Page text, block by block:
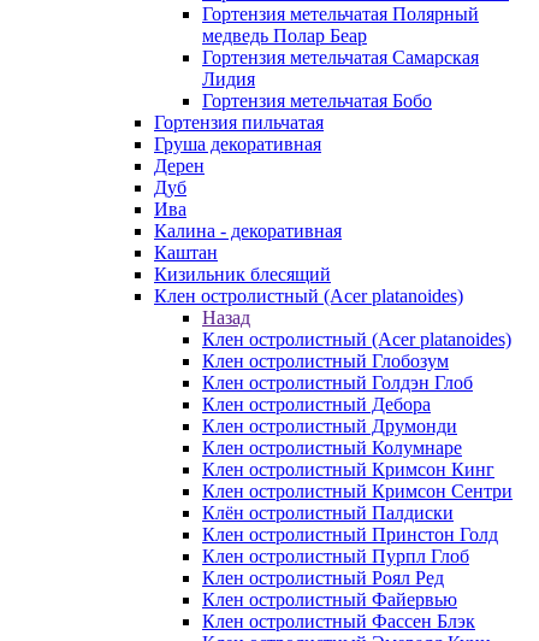
Гортензия метельчатая Полярный
медведь Полар Беар
Гортензия метельчатая Самарская
Лидия
Гортензия метельчатая Бобо
Гортензия пильчатая
Груша декоративная
Дерен
Дуб
Ива
Калина - декоративная
Каштан
Кизильник блесящий
Клен остролистный (Acer platanoides)
Назад
Клен остролистный (Acer platanoides)
Клен остролистный Глобозум
Клен остролистный Голдэн Глоб
Клен остролистный Дебора
Клен остролистный Друмонди
Клен остролистный Колумнаре
Клен остролистный Кримсон Кинг
Клен остролистный Кримсон Сентри
Клён остролистный Палдиски
Клен остролистный Принстoн Голд
Клен остролистный Пурпл Глоб
Клен остролистный Роял Ред
Клен остролистный Файервью
Клен остролистный Фассен Блэк